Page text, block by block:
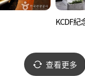
KCDF紀
查看更多